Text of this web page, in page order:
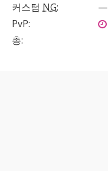
커스텀 NG: —
PvP:
총: